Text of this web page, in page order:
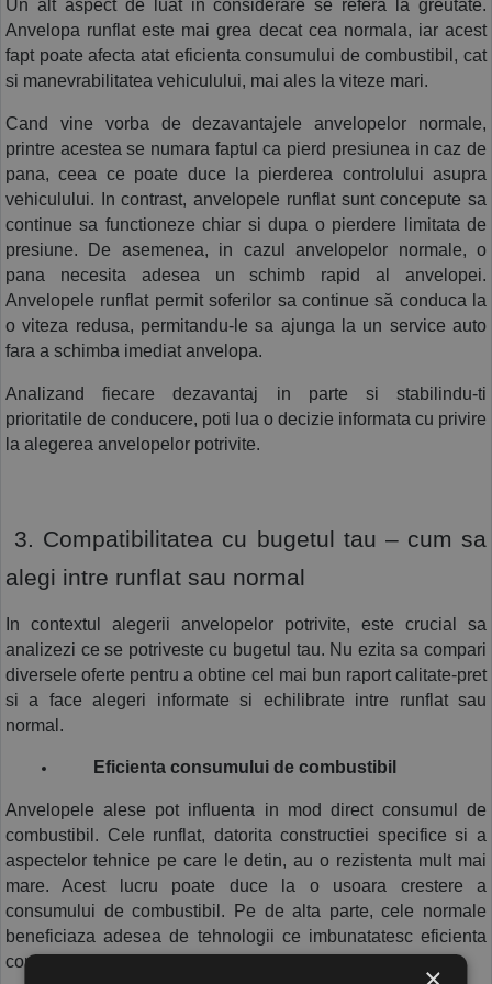
Un alt aspect de luat in considerare se refera la greutate.
Anvelopa runflat este mai grea decat cea normala, iar acest
fapt poate afecta atat eficienta consumului de combustibil, cat
si manevrabilitatea vehiculului, mai ales la viteze mari.
Cand vine vorba de dezavantajele anvelopelor normale,
printre acestea se numara faptul ca pierd presiunea in caz de
pana, ceea ce poate duce la pierderea controlului asupra
vehiculului. In contrast, anvelopele runflat sunt concepute sa
continue sa functioneze chiar si dupa o pierdere limitata de
presiune. De asemenea, in cazul anvelopelor normale, o
pana necesita adesea un schimb rapid al anvelopei.
Anvelopele runflat permit soferilor sa continue să conduca la
o viteza redusa, permitandu-le sa ajunga la un service auto
fara a schimba imediat anvelopa.
Analizand fiecare dezavantaj in parte si stabilindu-ti
prioritatile de conducere, poti lua o decizie informata cu privire
la alegerea anvelopelor potrivite.
3. Compatibilitatea cu bugetul tau – cum sa
alegi intre runflat sau normal
In contextul alegerii anvelopelor potrivite, este crucial sa
analizezi ce se potriveste cu bugetul tau. Nu ezita sa compari
diversele oferte pentru a obtine cel mai bun raport calitate-pret
si a face alegeri informate si echilibrate intre runflat sau
normal.
Eficienta consumului de combustibil
Anvelopele alese pot influenta in mod direct consumul de
combustibil. Cele runflat, datorita constructiei specifice si a
aspectelor tehnice pe care le detin, au o rezistenta mult mai
mare. Acest lucru poate duce la o usoara crestere a
consumului de combustibil. Pe de alta parte, cele normale
beneficiaza adesea de tehnologii ce imbunatatesc eficienta
consumului, contribuind la reducerea costurilor.